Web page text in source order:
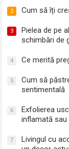
2 Cum să îți
3
Pielea de pe
schimbări de
4 Ce merită
5
Cum să
sentimentală
6
Exfolierea
inflamată sau
7
Livingul cu